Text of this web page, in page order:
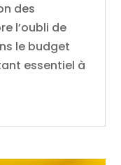
des
l’oubli de
le budget
essentiel à